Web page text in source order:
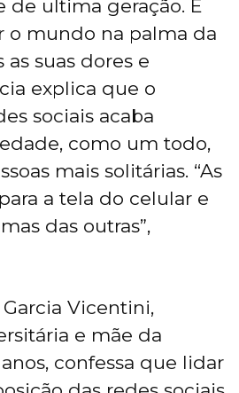
de ultima geração. E
o mundo na palma da
suas dores e
explica que o
sociais acaba
como um todo,
mais solitárias. “As
a tela do celular e
das outras”,
Vicentini,
e mãe da
confessa que lidar